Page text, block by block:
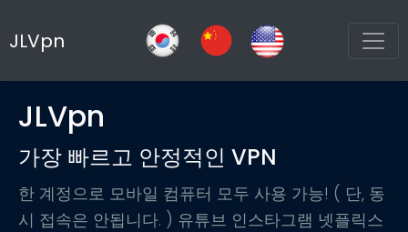
JLVpn
JLVpn
가장 빠르고 안정적인 VPN
한 계정으로 모바일 컴퓨터 모두 사용 가능! ( 단, 동
시 접속은 안됩니다. ) 유튜브 인스타그램 넷플릭스